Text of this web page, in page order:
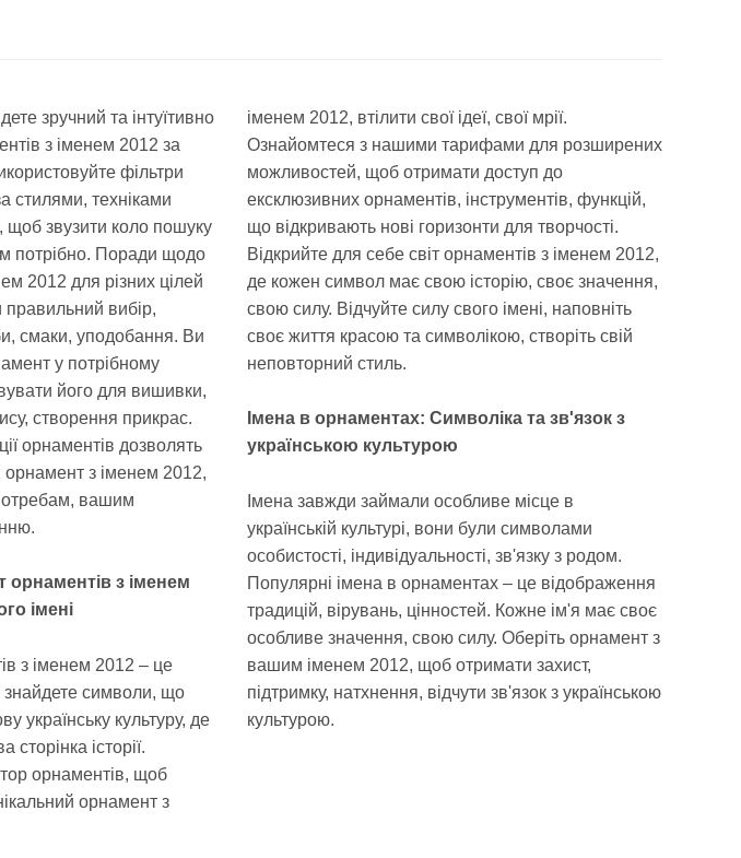
зручний та інтуїтивно
з іменем 2012 за
фільтри
стилями, техніками
щоб звузити коло пошуку
потрібно. Поради щодо
2012 для різних цілей
вибір,
смаки, уподобання. Ви
у потрібному
його для вишивки,
створення прикрас.
орнаментів дозволять
орнамент з іменем 2012,
вашим
орнаментів з іменем
імені
з іменем 2012 – це
знайдете символи, що
українську культуру, де
історії.
орнаментів, щоб
орнамент з
іменем 2012, втілити свої ідеї, свої мрії.
Ознайомтеся з нашими тарифами для розширених
можливостей, щоб отримати доступ до
ексклюзивних орнаментів, інструментів, функцій,
що відкривають нові горизонти для творчості.
Відкрийте для себе світ орнаментів з іменем 2012,
де кожен символ має свою історію, своє значення,
свою силу. Відчуйте силу свого імені, наповніть
своє життя красою та символікою, створіть свій
неповторний стиль.
Імена в орнаментах: Символіка та зв'язок з
українською культурою
Імена завжди займали особливе місце в
українській культурі, вони були символами
особистості, індивідуальності, зв'язку з родом.
Популярні імена в орнаментах – це відображення
традицій, вірувань, цінностей. Кожне ім'я має своє
особливе значення, свою силу. Оберіть орнамент з
вашим іменем 2012, щоб отримати захист,
підтримку, натхнення, відчути зв'язок з українською
культурою.